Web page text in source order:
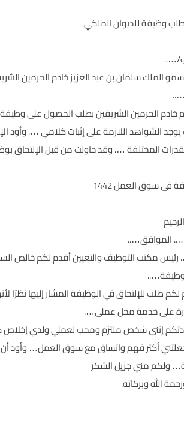
وظيفة للديوان الملكي
…..
الملك سلمان بن عبد العزيز خادم الحرمين
خادم الحرمين الشريفين بطلب الحصول
الشواهد اللازمة على إثبات كلامي …. وأود
المختلفة …. وقد حاولت من قبل الإلتحاق
سوق العمل 1442
….. الموافق…..
مكتب التوظيف والتعيين أقدم لكم خالص
طلب للإلتحاق في الوظيفة المشار إليها
على خدمة محل عملي….
إنني شخص ملتزم ومحب لعملي ولدي إخلاص
أكثر فهم واتساق مع سوق العمل… وأود
ولكم مني جزيل الشكر
الله وبركاته.